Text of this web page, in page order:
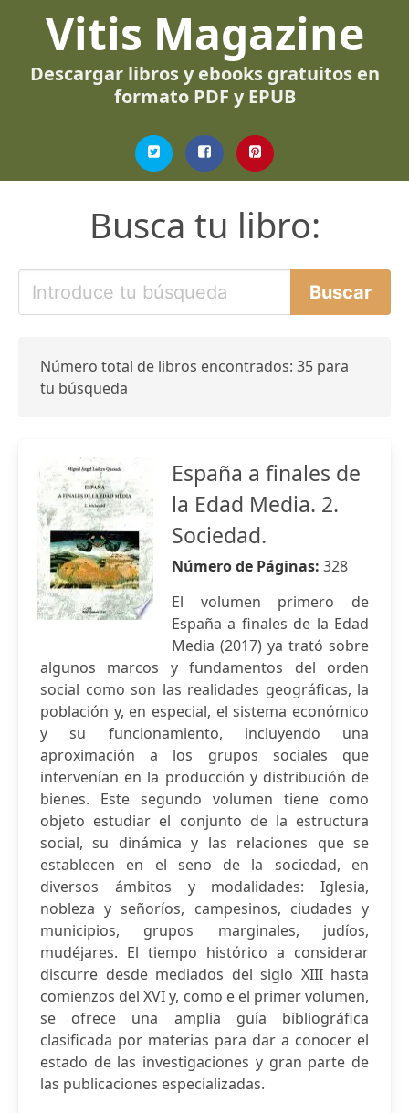
Vitis Magazine
Descargar libros y ebooks gratuitos en
formato PDF y EPUB
Busca tu libro:
Número total de libros encontrados: 35 para
tu búsqueda
España a finales de
la Edad Media. 2.
Sociedad.
Número de Páginas: 328
El volumen primero de
España a finales de la Edad
Media (2017) ya trató sobre
algunos marcos y fundamentos del orden
social como son las realidades geográficas, la
población y, en especial, el sistema económico
y su funcionamiento, incluyendo una
aproximación a los grupos sociales que
intervenían en la producción y distribución de
bienes. Este segundo volumen tiene como
objeto estudiar el conjunto de la estructura
social, su dinámica y las relaciones que se
establecen en el seno de la sociedad, en
diversos ámbitos y modalidades: Iglesia,
nobleza y señoríos, campesinos, ciudades y
municipios, grupos marginales, judíos,
mudéjares. El tiempo histórico a considerar
discurre desde mediados del siglo XIII hasta
comienzos del XVI y, como e el primer volumen,
se ofrece una amplia guía bibliográfica
clasificada por materias para dar a conocer el
estado de las investigaciones y gran parte de
las publicaciones especializadas.